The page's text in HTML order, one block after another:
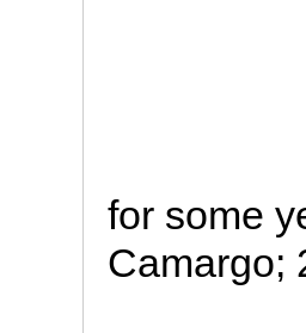
for some
Camargo;